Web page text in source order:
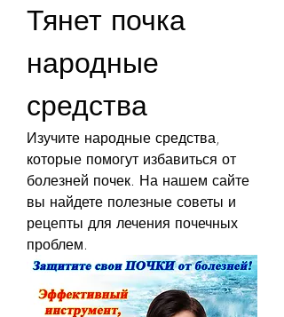
Тянет почка
народные
средства
Изучите народные средства,
которые помогут избавиться от
болезней почек. На нашем сайте
вы найдете полезные советы и
рецепты для лечения почечных
проблем.